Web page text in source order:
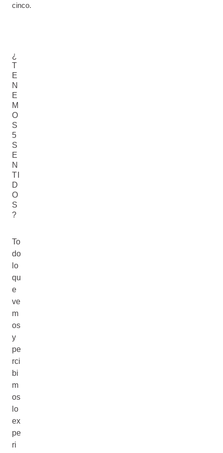
cinco.
¿
T
E
N
E
M
O
S
5
S
E
N
TI
D
O
S
?
To
do
lo
qu
e
ve
m
os
y
pe
rci
bi
m
os
lo
ex
pe
ri